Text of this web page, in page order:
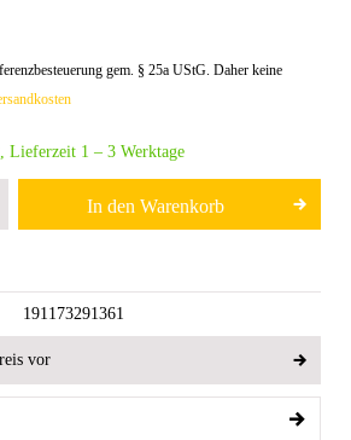
gem. § 25a UStG. Daher keine
Lieferzeit 1 – 3 Werktage
In den Warenkorb
191173291361
vor